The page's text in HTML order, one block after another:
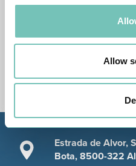
Allow
Estrada de Alvor,
Bota, 8500-322